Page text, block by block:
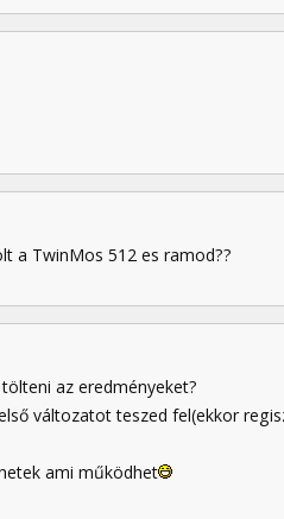
a TwinMos 512 es ramod??
az eredményeket?
változatot teszed fel(ekkor
ami működhet